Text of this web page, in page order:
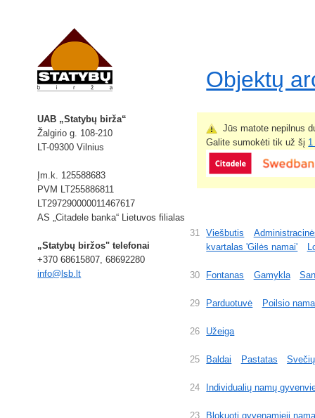
Objektų
UAB „Statybų birža“
Žalgirio g. 108-210
LT-09300 Vilnius
Įm.k. 125588683
PVM LT255886811
LT297290000011467617
AS „Citadele banka“ Lietuvos filialas
„Statybų biržos" telefonai
+370 68615807, 68692280
info@lsb.lt
Jūs matote nepilnus
Galite sumokėti tik už šį
31 Viešbutis
kvartalas 'Gilės namai'
30 Fontanas Gamykla
29 Parduotuvė Poilsio
26 Užeiga
25 Baldai Pastatas
24 Individualių namų
23
Blokuoti gyvenamieji